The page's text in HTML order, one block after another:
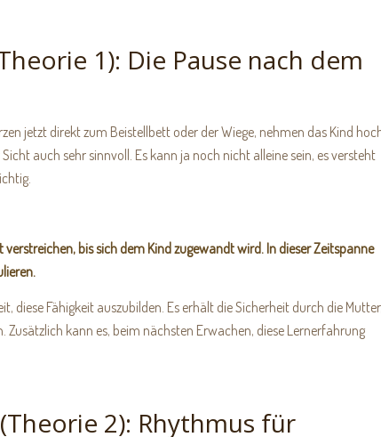
1): Die Pause nach dem
jetzt direkt zum Beistellbett oder der Wiege, nehmen das Kind
auch sehr sinnvoll. Es kann ja noch nicht alleine sein, es versteht
bis sich dem Kind zugewandt wird. In dieser Zeitspanne
diese Fähigkeit auszubilden. Es erhält die Sicherheit durch die
kann es, beim nächsten Erwachen, diese Lernerfahrung
2): Rhythmus für